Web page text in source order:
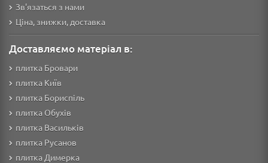
Зв'язаться з нами
Ціна, знижки, доставка
Доставляємо матеріал в:
плитка Бровари
плитка Київ
плитка Бориспіль
плитка Обухів
плитка Васильків
плитка Русанов
плитка Димерка